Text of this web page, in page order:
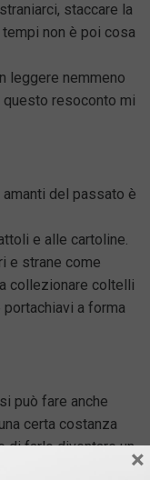
staccare la
non è poi cosa
leggere nemmeno
questo resoconto mi
del passato è
e alle cartoline.
e strane come
collezionare coltelli
a forma
può fare anche
certa costanza
di farlo diventare un
essere un
×